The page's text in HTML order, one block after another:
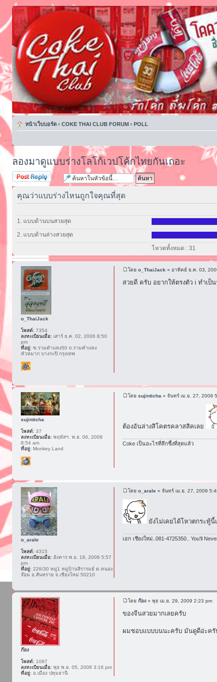
หน้าเว็บบอร์ด ‹ COKE THAI CLUB FORUM ‹ POLL
ลองมาดูแบบร่างโลโก้เวปโค้กไทยกันเถอะ
ตอบกระทู้
คุณว่าแบบร่างไหนถูกใจคุณที่สุด
1. แบบด้านบนสวยสุด
2. แบบด้านล่างสวยสุด
โหวตทั้งหมด : 31
โดยo_ThaiJack » อาทิตย์ ธ.ค. 03,
สวยดี ครับ อยากให้ตรงตัว i ทำเป็
o_ThaiJack
โพสต์: 7354
ลงทะเบียนเมื่อ: เสาร์ ธ.ค. 02, 2006 8:50
pm
ที่อยู่: ซ.รามคำแหง50 ถ.รามคำแหง
หัวหมาก บางกะปิ กรุงเทพ
โดยsujinticha » จันทร์ เม.ย. 27, 2009
ต้องอันล่างสิโคตรคลาสสิคเลย
Coke เป็นอะไรที่ลึกซึ้งที่สุดแล้ว
sujinticha
โพสต์: 37
ลงทะเบียนเมื่อ: พฤหัสฯ. พ.ย. 06, 2008
8:54 am
ที่อยู่: Monkey Land
โดยo_arale » จันทร์ เม.ย. 27, 2009
ยังไม่เคยได้โหวตกระทู้
เอก เชียงใหม่..081-4725350.. You'll
o_arale
โพสต์: 4315
ลงทะเบียนเมื่อ: อังคาร พ.ย. 18, 2008 5:57
pm
ที่อยู่: 226/30 หมู่1 หมู่บ้านสิรารมย์ ต.หนอง
จ๊อม อ.สันทราย จ.เชียงใหม่ 50210
โดยก๊อง » พุธ เม.ย. 29, 2009 2:23 pm
ของจีนสวยมากเลยครับ
ผมชอบแบบบนนะครับ มันดูดีอ่ะครั
ก๊อง
โพสต์: 1097
ลงทะเบียนเมื่อ: พุธ พ.ย. 05, 2008 3:16 pm
ที่อยู่: อ.เมือง ปทุมธานี